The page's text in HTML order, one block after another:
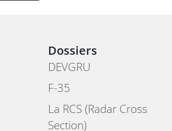
Dossiers
DEVGRU
F-35
La RCS (Radar Cross
Section)